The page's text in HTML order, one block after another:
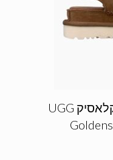
סנדלי האגג דגם גולדן קלאסיק UGG